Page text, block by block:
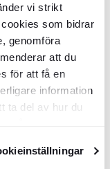
vi strikt
som bidrar
genomföra
att du
för att få en
information
ta del av hur du